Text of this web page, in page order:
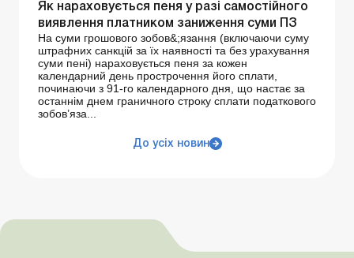
Як нараховується пеня у разі самостійного
виявлення платником заниження суми ПЗ
На суми грошового зобов&;язання (включаючи суму
штрафних санкцій за їх наявності та без урахування
суми пені) нараховується пеня за кожен
календарний день прострочення його сплати,
починаючи з 91-го календарного дня, що настає за
останнім днем граничного строку сплати податкового
зобов’яза...
До усіх новин